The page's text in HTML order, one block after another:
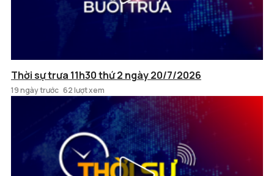
Thời sự trưa 11h30 thứ 2 ngày 20/7/2026
19 ngày trước 62 lượt xem